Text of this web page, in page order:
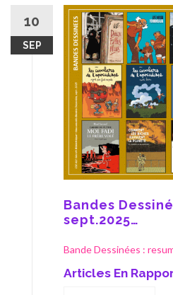
contenu
10
SEP
Bandes
sept.2025…
Bande Dessinées :
Articles En